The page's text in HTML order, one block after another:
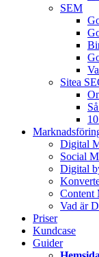
SEM
Sitea
Digital
Social
Digital
Content
Vad är
Priser
Kundcase
Guider